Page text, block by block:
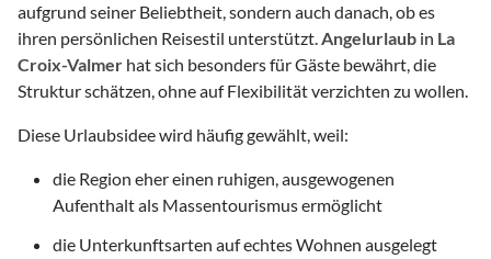
aufgrund seiner Beliebtheit, sondern auch danach, ob es
ihren persönlichen Reisestil unterstützt.Angelurlaub in La
Croix-Valmer hat sich besonders für Gäste bewährt, die
Struktur schätzen, ohne auf Flexibilität verzichten zu wollen.
Diese Urlaubsidee wird häufig gewählt, weil:
die Region eher einen ruhigen, ausgewogenen
Aufenthalt als Massentourismus ermöglicht
die Unterkunftsarten auf echtes Wohnen ausgelegt